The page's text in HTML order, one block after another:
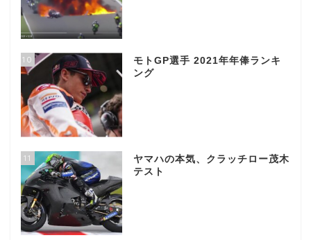
10
モトGP選手 2021年年俸ランキ
ング
11
ヤマハの本気、クラッチロー茂木
テスト